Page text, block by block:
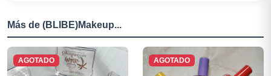
Más de (BLIBE)Makeup...
AGOTADO AGOTADO